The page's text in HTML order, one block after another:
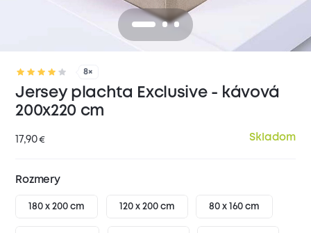
8×
Jersey plachta Exclusive - kávová
200x220 cm
17,90€ Skladom
Rozmery
180 x 200 cm 120 x 200 cm 80 x 160 cm